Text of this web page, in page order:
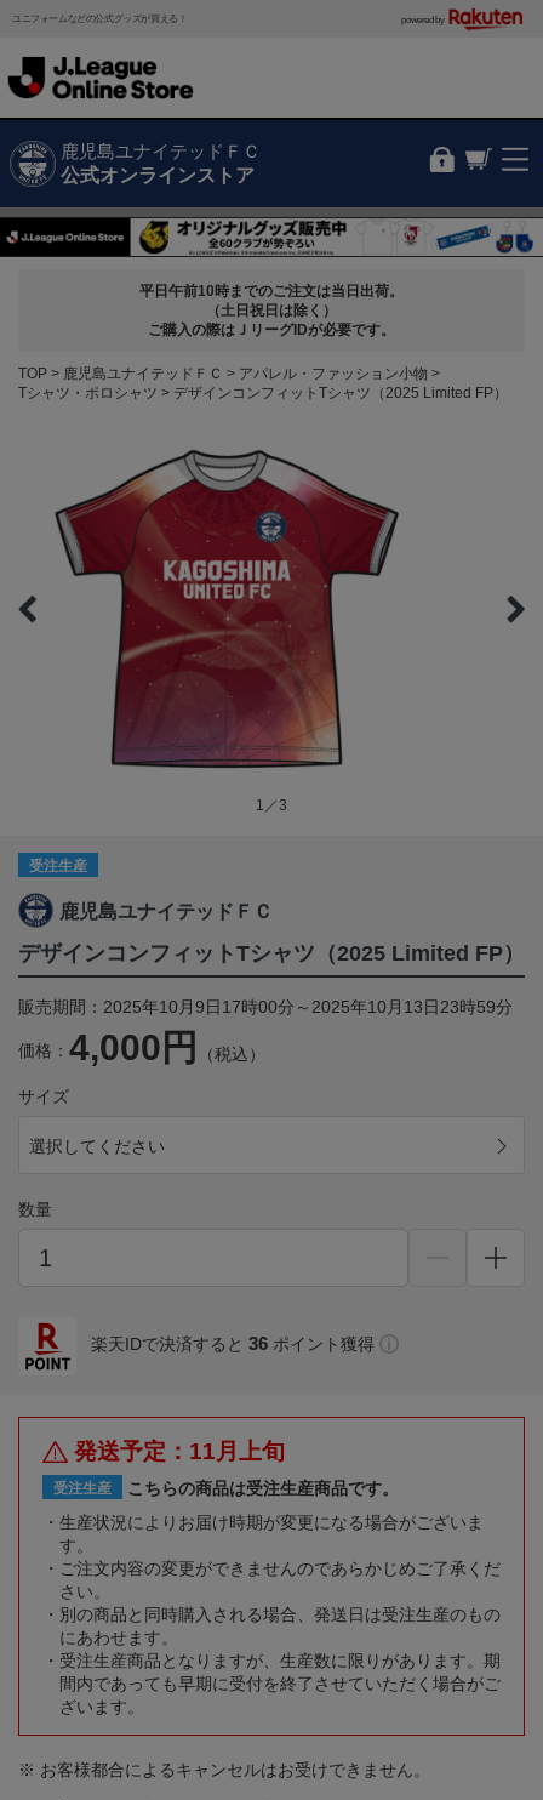
ユニフォームなどの公式グッズが買える！ powered by
鹿児島ユナイテッドＦＣ
公式オンラインストア
平日午前10時までのご注文は当日出荷。
（土日祝日は除く）
ご購入の際はＪリーグIDが必要です。
TOP 鹿児島ユナイテッドＦＣ
アパレル・ファッション小物
Tシャツ・ポロシャツ
デザインコンフィットTシャツ（2025 Limited FP）
1／3
受注生産
鹿児島ユナイテッドＦＣ
デザインコンフィットTシャツ（2025 Limited FP）
販売期間：2025年10月9日17時00分～2025年10月13日23時59分
価格： 4,000円 （税込）
サイズ
選択してください
数量
楽天IDで決済すると 36 ポイント獲得
発送予定：11月上旬
受注生産
こちらの商品は受注生産商品です。
生産状況によりお届け時期が変更になる場合がございま
す。
ご注文内容の変更ができませんのであらかじめご了承くだ
さい。
別の商品と同時購入される場合、発送日は受注生産のもの
にあわせます。
受注生産商品となりますが、生産数に限りがあります。期
間内であっても早期に受付を終了させていただく場合がご
ざいます。
※ お客様都合によるキャンセルはお受けできません。